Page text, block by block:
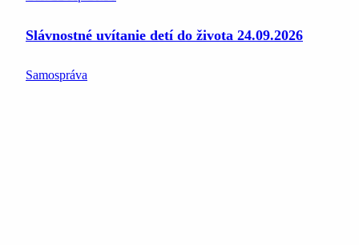
Slávnostné uvítanie detí do života 24.09.2026
Samospráva